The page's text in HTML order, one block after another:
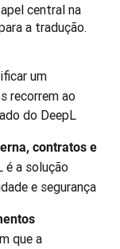
central na
a tradução.
um
recorrem ao
do DeepL
contratos e
é a solução
e segurança
que a